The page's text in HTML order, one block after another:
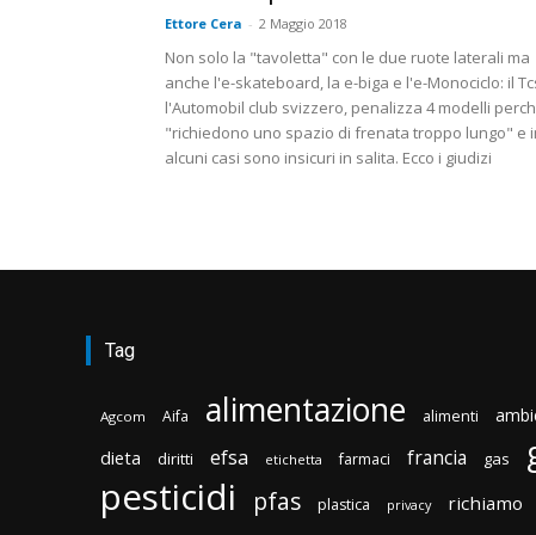
Ettore Cera - 2 Maggio 2018
Non solo la "tavoletta" con le due ruote laterali ma
anche l'e-skateboard, la e-biga e l'e-Monociclo: il
l'Automobil club svizzero, penalizza 4 modelli
"richiedono uno spazio di frenata troppo lungo" e
alcuni casi sono insicuri in salita. Ecco i giudizi
Tag
Agcom Aifa alimentazione alimenti
dieta diritti efsa etichetta farmaci francia gas
pesticidi pfas plastica privacy richiamo